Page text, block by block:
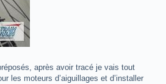
après avoir tracé je vais tout
les moteurs d’aiguillages et d’installer